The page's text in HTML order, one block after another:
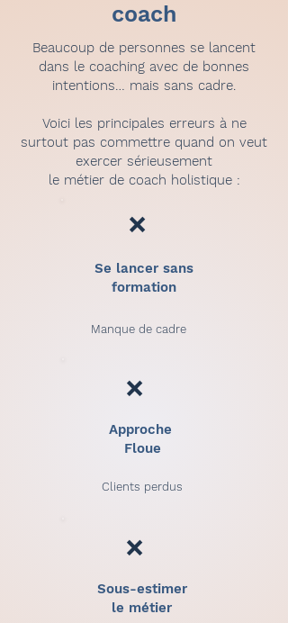
coach
Beaucoup de personnes se lancent
dans le coaching avec de bonnes
intentions… mais sans cadre.
Voici les principales erreurs à ne
surtout pas commettre quand on veut
exercer sérieusement
le métier de coach holistique :
❌
Se lancer sans
formation
Manque de cadre
❌
Approche
Floue
Clients perdus
❌
Sous-estimer
le métier